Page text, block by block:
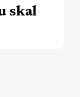
skal